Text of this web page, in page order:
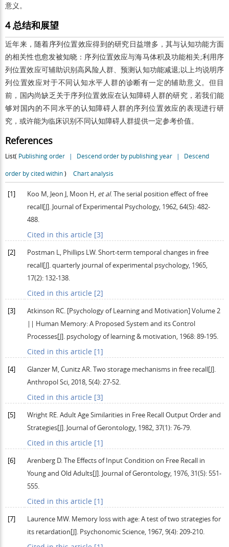
意义。
4 总结和展望
近年来，随着序列位置效应得到的研究日益增多，其与认知功能方面
的相关性也愈发被知晓：序列位置效应与海马体积及功能相关;利用序
列位置效应可辅助识别高风险人群、预测认知功能减退;以上均说明序
列位置效应对于不同认知水平人群的诊断有一定的辅助意义。但目
前，国内尚缺乏关于序列位置效应在认知障碍人群的研究，若我们能
够对国内的不同水平的认知障碍人群的序列位置效应的表现进行研
究，或许能为临床识别不同认知障碍人群提供一定参考价值。
References
List( Publishing order | Descend order by publishing year | Descend
order by cited within) Chart analysis
[1] Koo M, Jeon J, Moon H, et al. The serial position effect of free
recall[J]. Journal of Experimental Psychology, 1962,64(5): 482-
488.
Cited in this article [3]
[2] Postman L, Phillips LW. Short-term temporal changes in free
recall[J].quarterly journal of experimental psychology, 1965,
17(2): 132-138.
Cited in this article [2]
[3] Atkinson RC. [Psychology of Learning and Motivation] Volume 2
|| Human Memory: A Proposed System and its Control
Processes[J]. psychology of learning & motivation, 1968: 89-195.
Cited in this article [1]
[4] Glanzer M,CunitzAR. Two storage mechanisms in free recall[J].
Anthropol Sci,2018, 5(4): 27-52.
Cited in this article [3]
[5] Wright RE. Adult Age Similarities in Free Recall Output Order and
Strategies[J]. Journal of Gerontology, 1982,37(1): 76-79.
Cited in this article [1]
[6] Arenberg D. The Effects of Input Condition on Free Recall in
Young and Old Adults[J]. Journal of Gerontology, 1976,31(5): 551-
555.
Cited in this article [1]
[7] Laurence MW. Memory loss with age: A test of two strategies for
its retardation[J]. Psychonomic Science, 1967,9(4): 209-210.